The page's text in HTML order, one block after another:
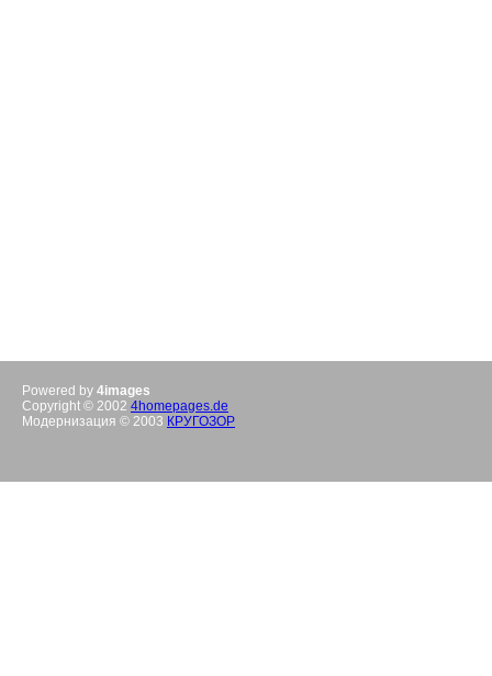
Powered by 4images
Copyright © 2002 4homepages.de
Модернизация © 2003 КРУГОЗОР